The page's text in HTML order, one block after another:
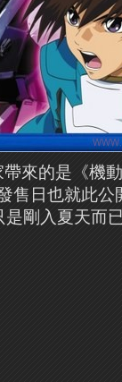
來的是《機
售日也就此
剛入夏天而